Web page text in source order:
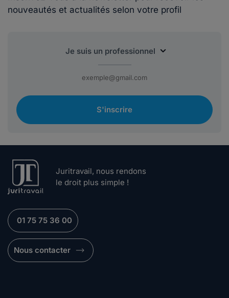
nouveautés et actualités selon votre profil
S'inscrire
Juritravail, nous rendons
le droit plus simple !
01 75 75 36 00
Nous contacter